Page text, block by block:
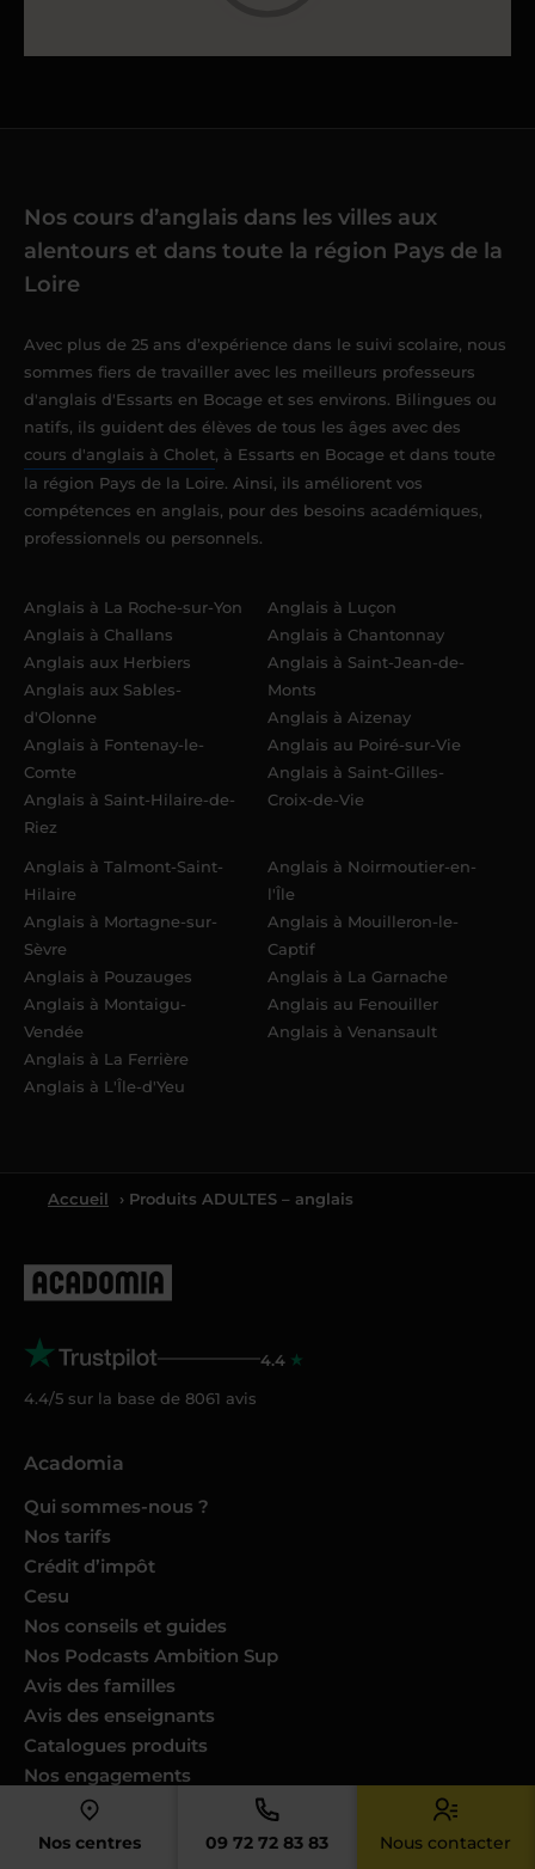
Nos centres 09 72 72 83 83 Nous contacter
Nos cours d’anglais dans les villes aux
alentours et dans toute la région Pays de la
Loire
Avec plus de 25 ans d’expérience dans le suivi scolaire, nous
sommes fiers de travailler avec les meilleurs professeurs
d'anglais d'Essarts en Bocage et ses environs. Bilingues ou
natifs, ils guident des élèves de tous les âges avec des
cours d'anglais à Cholet, à Essarts en Bocage et dans toute
la région Pays de la Loire. Ainsi, ils améliorent vos
compétences en anglais, pour des besoins académiques,
professionnels ou personnels.
Anglais à La Roche-sur-Yon
Anglais à Challans
Anglais aux Herbiers
Anglais aux Sables-
d'Olonne
Anglais à Fontenay-le-
Comte
Anglais à Saint-Hilaire-de-
Riez
Anglais à Luçon
Anglais à Chantonnay
Anglais à Saint-Jean-de-
Monts
Anglais à Aizenay
Anglais au Poiré-sur-Vie
Anglais à Saint-Gilles-
Croix-de-Vie
Anglais à Talmont-Saint-
Hilaire
Anglais à Mortagne-sur-
Sèvre
Anglais à Pouzauges
Anglais à Montaigu-
Vendée
Anglais à La Ferrière
Anglais à L'Île-d'Yeu
Anglais à Noirmoutier-en-
l'Île
Anglais à Mouilleron-le-
Captif
Anglais à La Garnache
Anglais au Fenouiller
Anglais à Venansault
Accueil › Produits ADULTES – anglais
4.4
4.4/5 sur la base de 8061 avis
Acadomia
Qui sommes-nous ?
Nos tarifs
Crédit d’impôt
Cesu
Nos conseils et guides
Nos Podcasts Ambition Sup
Avis des familles
Avis des enseignants
Catalogues produits
Nos engagements
Nous joindre
Devenir enseignant